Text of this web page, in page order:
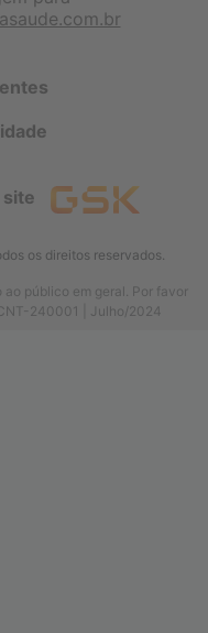
os direitos reservados.
público em geral. Por favor
240001 | Julho/2024